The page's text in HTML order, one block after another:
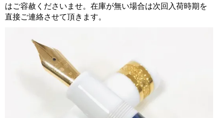
はご容赦くださいませ。在庫が無い場合は次回入荷時期を
直接ご連絡させて頂きます。